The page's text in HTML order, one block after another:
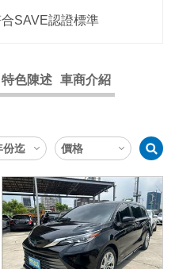
SAVE認證標準
特色陳述 車商介紹